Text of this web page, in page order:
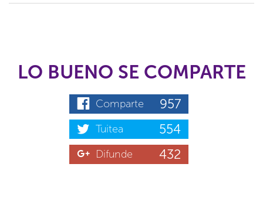
LO BUENO SE COMPARTE
Comparte 957
Tuitea 554
Difunde 432